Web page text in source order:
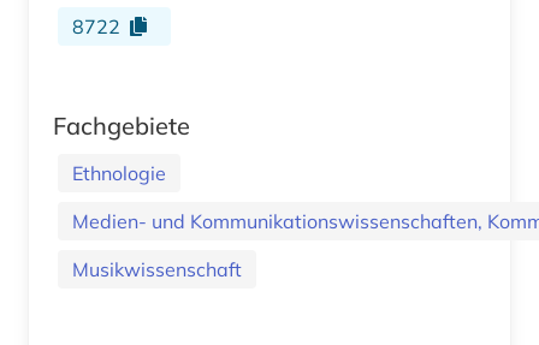
8722
Fachgebiete
Ethnologie
Medien- und Kommunikationswissenschaften,
Musikwissenschaft